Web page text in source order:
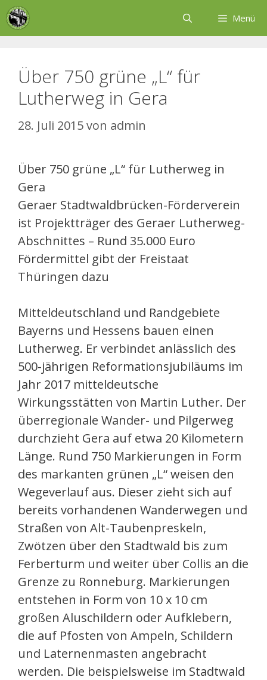
Zum
Inhalt
Menü
Über 750 grüne „L“ für
Lutherweg in Gera
28. Juli 2015von admin
Über 750 grüne „L“ für Lutherweg in
Gera
Geraer Stadtwaldbrücken-Förderverein
ist Projektträger des Geraer Lutherweg-
Abschnittes – Rund 35.000 Euro
Fördermittel gibt der Freistaat
Thüringen dazu
Mitteldeutschland und Randgebiete
Bayerns und Hessens bauen einen
Lutherweg. Er verbindet anlässlich des
500-jährigen Reformationsjubiläums im
Jahr 2017 mitteldeutsche
Wirkungsstätten von Martin Luther. Der
überregionale Wander- und Pilgerweg
durchzieht Gera auf etwa 20 Kilometern
Länge. Rund 750 Markierungen in Form
des markanten grünen „L“ weisen den
Wegeverlauf aus. Dieser zieht sich auf
bereits vorhandenen Wanderwegen und
Straßen von Alt-Taubenpreskeln,
Zwötzen über den Stadtwald bis zum
Ferberturm und weiter über Collis an die
Grenze zu Ronneburg. Markierungen
entstehen in Form von 10 x 10 cm
großen Aluschildern oder Aufklebern,
die auf Pfosten von Ampeln, Schildern
und Laternenmasten angebracht
werden. Die beispielsweise im Stadtwald